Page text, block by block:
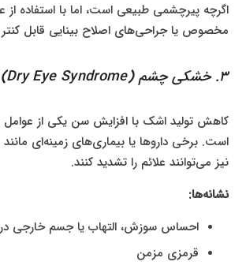
اگرچه پیرچشمی طبیعی است، اما با استفاده
مخصوص یا جراحی‌های اصلاح بینایی قابل
۳. خشکی چشم (Dry Eye Syndrome)
کاهش تولید اشک با افزایش سن یکی از
است. برخی داروها یا بیماری‌های زمینه‌ای
نیز می‌توانند علائم را تشدید کنند.
نشانه‌ها:
احساس سوزش، التهاب یا جسم خارجی
قرمزی مزمن